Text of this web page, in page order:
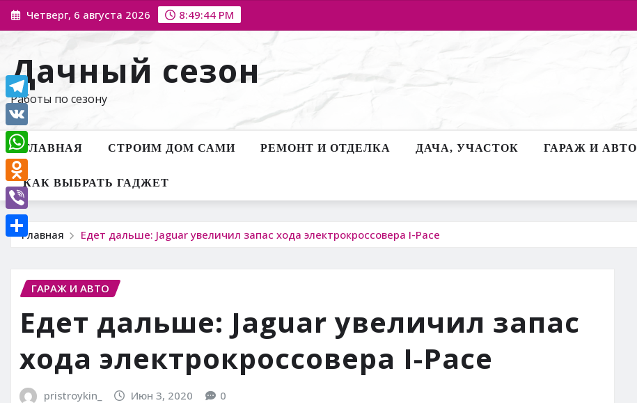
Перейти
к
Четверг, 6 августа 2026 8:49:46 PM
Дачный сезон
Работы по сезону
ГЛАВНАЯ СТРОИМ ДОМ САМИ РЕМОНТ И ОТДЕЛКА ДАЧА, УЧАСТОК ГАРАЖ И АВТО
КАК ВЫБРАТЬ ГАДЖЕТ
Главная Едет дальше: Jaguar увеличил запас хода электрокроссовера I-Pace
ГАРАЖ И АВТО
Едет дальше: Jaguar увеличил запас
хода электрокроссовера I-Pace
pristroykin_ Июн 3, 2020 0
Telegram
VK
WhatsApp
Odnoklassniki
Viber